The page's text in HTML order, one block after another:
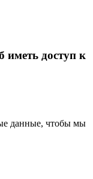
иметь доступ к
данные, чтобы мы